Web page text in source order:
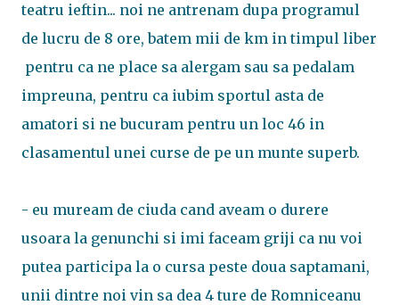
teatru ieftin... noi ne antrenam dupa programul
de lucru de 8 ore, batem mii de km in timpul liber
pentru ca ne place sa alergam sau sa pedalam
impreuna, pentru ca iubim sportul asta de
amatori si ne bucuram pentru un loc 46 in
clasamentul unei curse de pe un munte superb.
- eu muream de ciuda cand aveam o durere
usoara la genunchi si imi faceam griji ca nu voi
putea participa la o cursa peste doua saptamani,
unii dintre noi vin sa dea 4 ture de Romniceanu